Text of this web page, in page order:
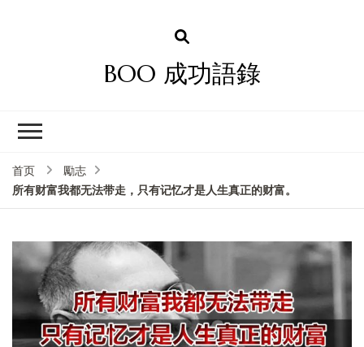
BOO 成功語錄
首页
勵志
所有财富我都无法带走，只有记忆才是人生真正的财富。